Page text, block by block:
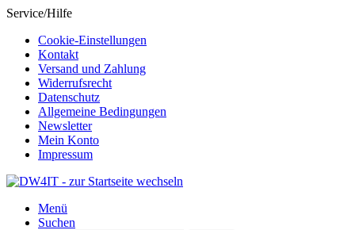
Service/Hilfe
Cookie-Einstellungen
Kontakt
Versand und Zahlung
Widerrufsrecht
Datenschutz
Allgemeine Bedingungen
Newsletter
Mein Konto
Impressum
Menü
Suchen